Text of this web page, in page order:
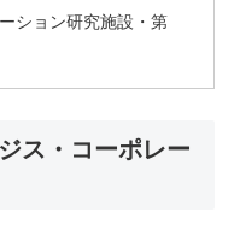
ション研究施設・第
ス・コーポレー